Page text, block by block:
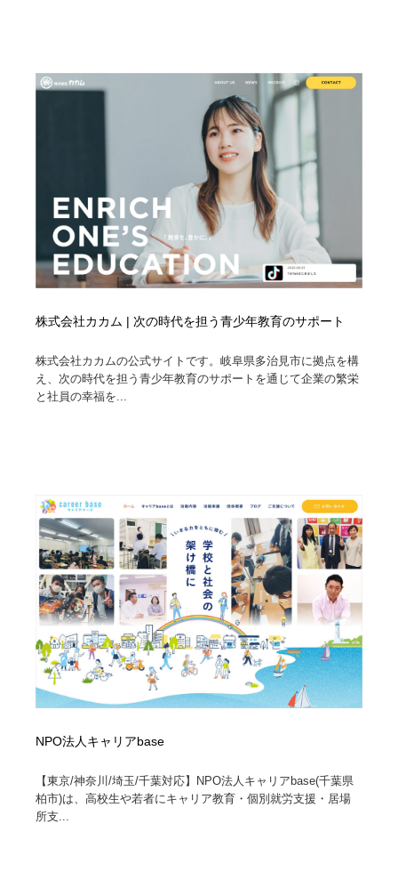
株式会社カカム | 次の時代を担う青少年教育のサポート
株式会社カカムの公式サイトです。岐阜県多治見市に拠点を構
え、次の時代を担う青少年教育のサポートを通じて企業の繁栄
と社員の幸福を...
NPO法人キャリアbase
【東京/神奈川/埼玉/千葉対応】NPO法人キャリアbase(千葉県
柏市)は、高校生や若者にキャリア教育・個別就労支援・居場
所支...